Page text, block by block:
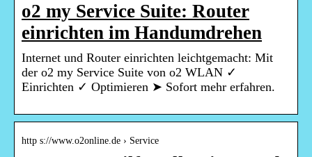
o2 my Service Suite: Router
einrichten im Handumdrehen
Internet und Router einrichten leichtgemacht: Mit
der o2 my Service Suite von o2 WLAN ✓
Einrichten ✓ Optimieren ➤ Sofort mehr erfahren.
http s://www.o2online.de › Service